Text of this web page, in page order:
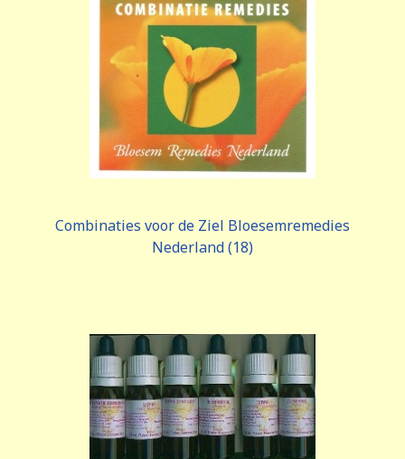
Combinaties voor de Ziel Bloesemremedies
Nederland (18)